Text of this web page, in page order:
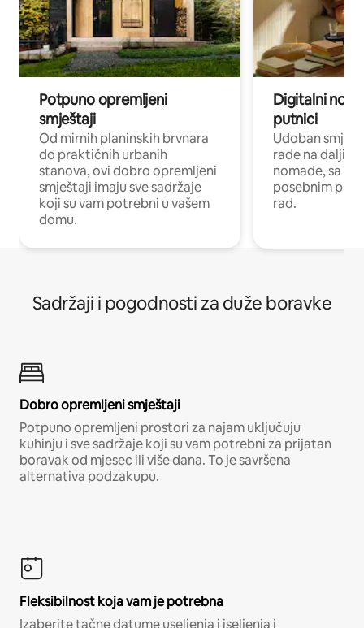
Potpuno opremljeni
smještaji
Od mirnih planinskih brvnara
do praktičnih urbanih
stanova, ovi dobro opremljeni
smještaji imaju sve sadržaje
koji su vam potrebni u vašem
domu.
Digitalni
putnici
Udoban
rade na
nomade, sa
posebnim
rad.
Sadržaji i pogodnosti za duže boravke
Dobro opremljeni smještaji
Potpuno opremljeni prostori za najam uključuju
kuhinju i sve sadržaje koji su vam potrebni za prijatan
boravak od mjesec ili više dana. To je savršena
alternativa podzakupu.
Fleksibilnost koja vam je potrebna
Izaberite tačne datume useljenja i iseljenja i